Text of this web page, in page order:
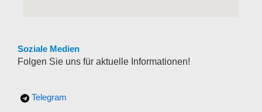
Soziale Medien
Folgen Sie uns für aktuelle Informationen!
Telegram